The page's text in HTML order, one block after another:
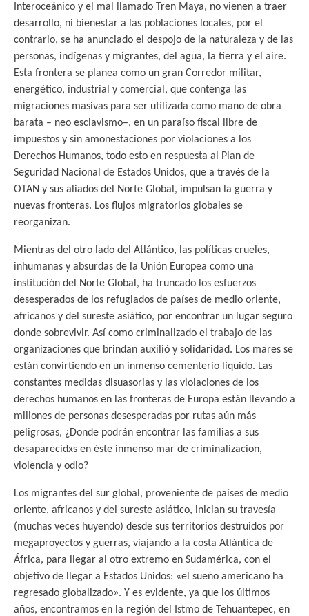
Interoceánico y el mal llamado Tren Maya, no vienen a traer
desarrollo, ni bienestar a las poblaciones locales, por el
contrario, se ha anunciado el despojo de la naturaleza y de las
personas, indígenas y migrantes, del agua, la tierra y el aire.
Esta frontera se planea como un gran Corredor militar,
energético, industrial y comercial, que contenga las
migraciones masivas para ser utilizada como mano de obra
barata – neo esclavismo–, en un paraíso fiscal libre de
impuestos y sin amonestaciones por violaciones a los
Derechos Humanos, todo esto en respuesta al Plan de
Seguridad Nacional de Estados Unidos, que a través de la
OTAN y sus aliados del Norte Global, impulsan la guerra y
nuevas fronteras. Los flujos migratorios globales se
reorganizan.
Mientras del otro lado del Atlántico, las políticas crueles,
inhumanas y absurdas de la Unión Europea como una
institución del Norte Global, ha truncado los esfuerzos
desesperados de los refugiados de países de medio oriente,
africanos y del sureste asiático, por encontrar un lugar seguro
donde sobrevivir. Así como criminalizado el trabajo de las
organizaciones que brindan auxilió y solidaridad. Los mares se
están convirtiendo en un inmenso cementerio líquido. Las
constantes medidas disuasorias y las violaciones de los
derechos humanos en las fronteras de Europa están llevando a
millones de personas desesperadas por rutas aún más
peligrosas, ¿Donde podrán encontrar las familias a sus
desaparecidxs en éste inmenso mar de criminalizacion,
violencia y odio?
Los migrantes del sur global, proveniente de países de medio
oriente, africanos y del sureste asiático, inician su travesía
(muchas veces huyendo) desde sus territorios destruidos por
megaproyectos y guerras, viajando a la costa Atlántica de
África, para llegar al otro extremo en Sudamérica, con el
objetivo de llegar a Estados Unidos: «el sueño americano ha
regresado globalizado». Y es evidente, ya que los últimos
años, encontramos en la región del Istmo de Tehuantepec, en